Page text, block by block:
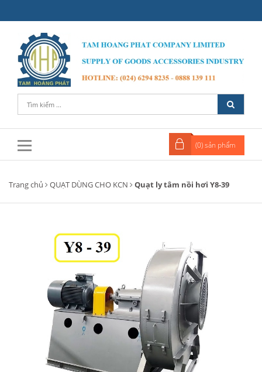
(0) sản phẩm
Trang chủ QUẠT DÙNG CHO KCN Quạt ly tâm nồi hơi Y8-39